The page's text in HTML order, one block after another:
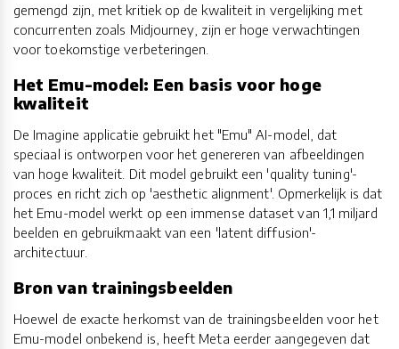
gemengd zijn, met kritiek op de kwaliteit in vergelijking met
concurrenten zoals Midjourney, zijn er hoge verwachtingen
voor toekomstige verbeteringen.
Het Emu-model: Een basis voor hoge
kwaliteit
De Imagine applicatie gebruikt het "Emu" AI-model, dat
speciaal is ontworpen voor het genereren van afbeeldingen
van hoge kwaliteit. Dit model gebruikt een 'quality tuning'-
proces en richt zich op 'aesthetic alignment'. Opmerkelijk is dat
het Emu-model werkt op een immense dataset van 1,1 miljard
beelden en gebruikmaakt van een 'latent diffusion'-
architectuur.
Bron van trainingsbeelden
Hoewel de exacte herkomst van de trainingsbeelden voor het
Emu-model onbekend is, heeft Meta eerder aangegeven dat